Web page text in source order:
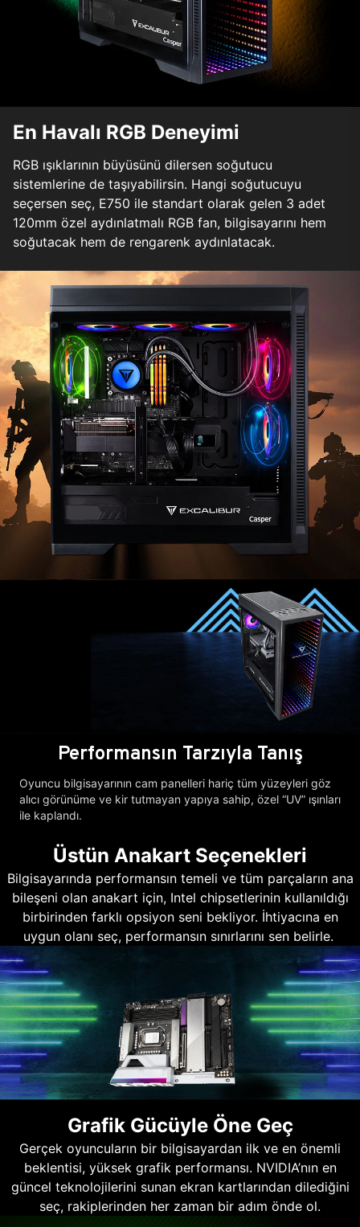
En Havalı RGB Deneyimi
RGB ışıklarının büyüsünü dilersen soğutucu
sistemlerine de taşıyabilirsin. Hangi soğutucuyu
seçersen seç, E750 ile standart olarak gelen 3 adet
120mm özel aydınlatmalı RGB fan, bilgisayarını hem
soğutacak hem de rengarenk aydınlatacak.
Performansın Tarzıyla Tanış
Oyuncu bilgisayarının cam panelleri hariç tüm yüzeyleri göz
alıcı görünüme ve kir tutmayan yapıya sahip, özel “UV” ışınları
ile kaplandı.
Üstün Anakart Seçenekleri
Bilgisayarında performansın temeli ve tüm parçaların ana
bileşeni olan anakart için, Intel chipsetlerinin kullanıldığı
birbirinden farklı opsiyon seni bekliyor. İhtiyacına en
uygun olanı seç, performansın sınırlarını sen belirle.
Grafik Gücüyle Öne Geç
Gerçek oyuncuların bir bilgisayardan ilk ve en önemli
beklentisi, yüksek grafik performansı. NVIDIA’nın en
güncel teknolojilerini sunan ekran kartlarından dilediğini
seç, rakiplerinden her zaman bir adım önde ol.